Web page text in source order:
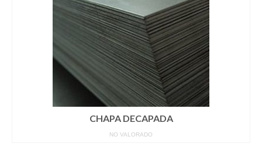
CHAPA DECAPADA
NO VALORADO